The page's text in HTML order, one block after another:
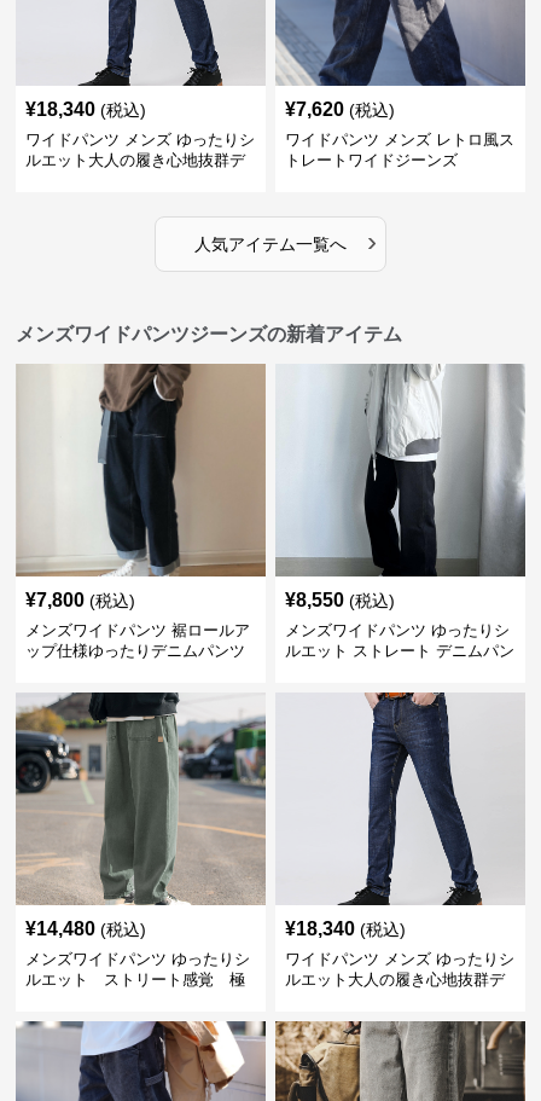
¥18,340 (税込)
ワイドパンツ メンズ ゆったりシ
ルエット大人の履き心地抜群デ
¥7,620 (税込)
ワイドパンツ メンズ レトロ風ス
トレートワイドジーンズ
人気アイテム一覧へ ›
メンズワイドパンツジーンズの新着アイテム
¥7,800 (税込)
メンズワイドパンツ 裾ロールア
ップ仕様ゆったりデニムパンツ
¥8,550 (税込)
メンズワイドパンツ ゆったりシ
ルエット ストレート デニムパン
¥14,480 (税込)
メンズワイドパンツ ゆったりシ
ルエット ストリート感覚 極
¥18,340 (税込)
ワイドパンツ メンズ ゆったりシ
ルエット大人の履き心地抜群デ